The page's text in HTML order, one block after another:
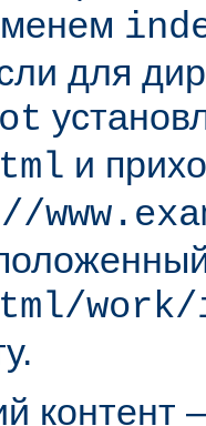
для
и
контент